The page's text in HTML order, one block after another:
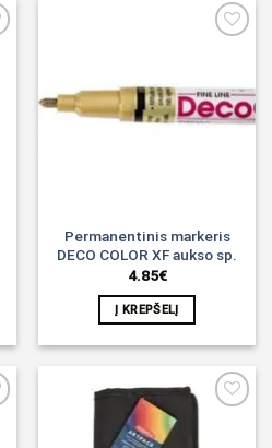
Noriu!
Permanentinis markeris
DECO COLOR XF aukso sp.
4.85€
Į KREPŠELĮ